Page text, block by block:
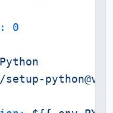
0
Python
python@v4